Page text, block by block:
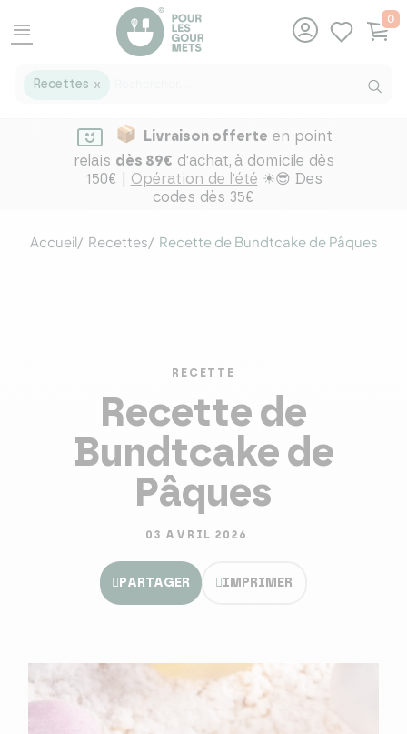
menu
Recettes X
0
Livraison offerte en point
relais dès 89€ d'achat, à domicile dès
150€ | Opération de l'été ☀😎 Des
codes dès 35€
Accueil Recettes Recette de Bundtcake de Pâques
RECETTE
Recette de
Bundtcake de
Pâques
03 AVRIL 2026
PARTAGER IMPRIMER